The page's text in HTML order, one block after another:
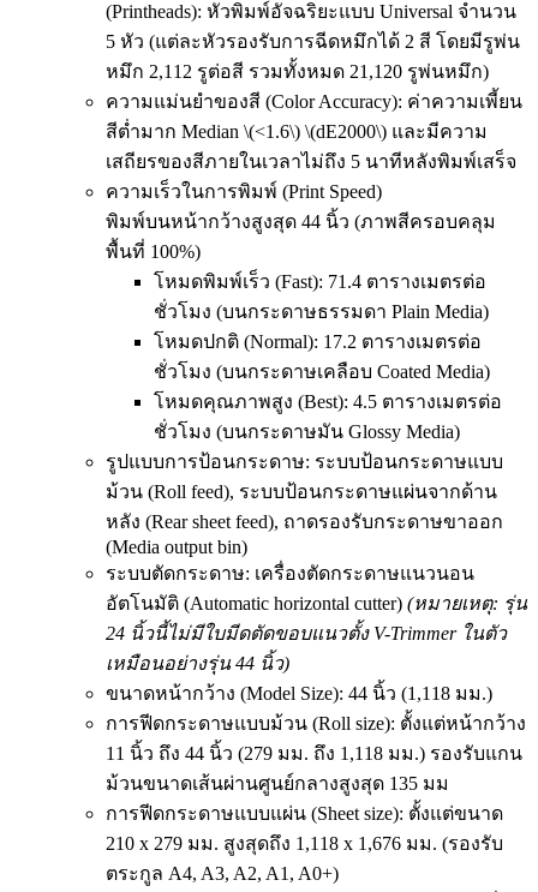
(Printheads): หัวพิมพ์อัจฉริยะแบบ Universal จำนวน
5 หัว (แต่ละหัวรองรับการฉีดหมึกได้ 2 สี โดยมีรูพ่น
หมึก 2,112 รูต่อสี รวมทั้งหมด 21,120 รูพ่นหมึก)
ความแม่นยำของสี (Color Accuracy): ค่าความเพี้ยน
สีต่ำมาก Median \(<1.6\) \(dE2000\) และมีความ
เสถียรของสีภายในเวลาไม่ถึง 5 นาทีหลังพิมพ์เสร็จ
ความเร็วในการพิมพ์ (Print Speed)
พิมพ์บนหน้ากว้างสูงสุด 44 นิ้ว (ภาพสีครอบคลุม
พื้นที่ 100%)
โหมดพิมพ์เร็ว (Fast): 71.4 ตารางเมตรต่อ
ชั่วโมง (บนกระดาษธรรมดา Plain Media)
โหมดปกติ (Normal): 17.2 ตารางเมตรต่อ
ชั่วโมง (บนกระดาษเคลือบ Coated Media)
โหมดคุณภาพสูง (Best): 4.5 ตารางเมตรต่อ
ชั่วโมง (บนกระดาษมัน Glossy Media)
รูปแบบการป้อนกระดาษ: ระบบป้อนกระดาษแบบ
ม้วน (Roll feed), ระบบป้อนกระดาษแผ่นจากด้าน
หลัง (Rear sheet feed), ถาดรองรับกระดาษขาออก
(Media output bin)
ระบบตัดกระดาษ: เครื่องตัดกระดาษแนวนอน
อัตโนมัติ (Automatic horizontal cutter) (หมายเหตุ: รุ่น
24 นิ้วนี้ไม่มีใบมีดตัดขอบแนวตั้ง V-Trimmer ในตัว
เหมือนอย่างรุ่น 44 นิ้ว)
ขนาดหน้ากว้าง (Model Size): 44 นิ้ว (1,118 มม.)
การฟีดกระดาษแบบม้วน (Roll size): ตั้งแต่หน้ากว้าง
11 นิ้ว ถึง 44 นิ้ว (279 มม. ถึง 1,118 มม.) รองรับแกน
ม้วนขนาดเส้นผ่านศูนย์กลางสูงสุด 135 มม
การฟีดกระดาษแบบแผ่น (Sheet size): ตั้งแต่ขนาด
210 x 279 มม. สูงสุดถึง 1,118 x 1,676 มม. (รองรับ
ตระกูล A4, A3, A2, A1, A0+)